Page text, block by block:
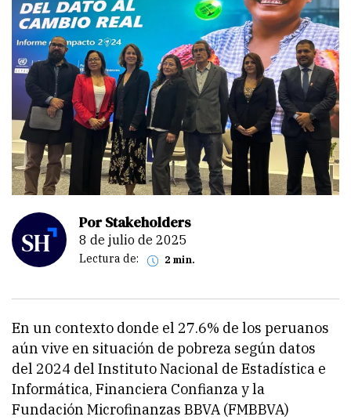
Por Stakeholders
8 de julio de 2025
Lectura de: 2 min.
En un contexto donde el 27.6% de los peruanos
aún vive en situación de pobreza según datos
del 2024 del Instituto Nacional de Estadística e
Informática, Financiera Confianza y la
Fundación Microfinanzas BBVA (FMBBVA)